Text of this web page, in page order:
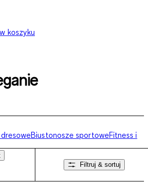
koszyku
Biustonosze sportoweFitness i
Filtruj & sortuj